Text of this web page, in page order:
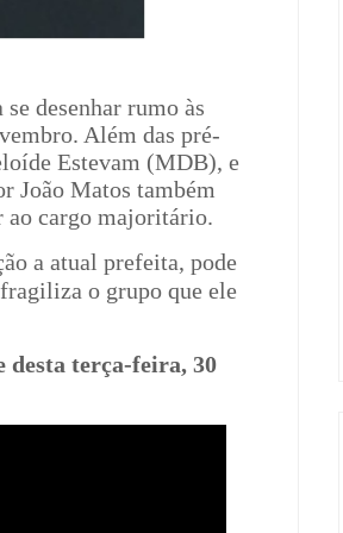
desenhar rumo às
Além das pré-
Estevam (MDB), e
João Matos também
ao cargo majoritário.
a atual prefeita, pode
o grupo que ele
desta terça-feira, 30